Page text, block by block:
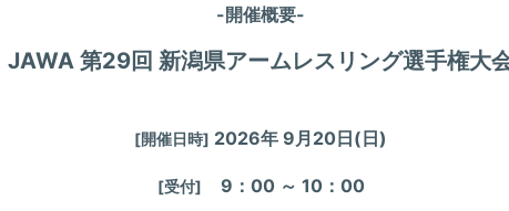
-開催概要-
JAWA 第29回 新潟県アームレスリング選手権大
[開催日時] 2026年 9月20日(日)
[受付] 9：00 ～ 10：00